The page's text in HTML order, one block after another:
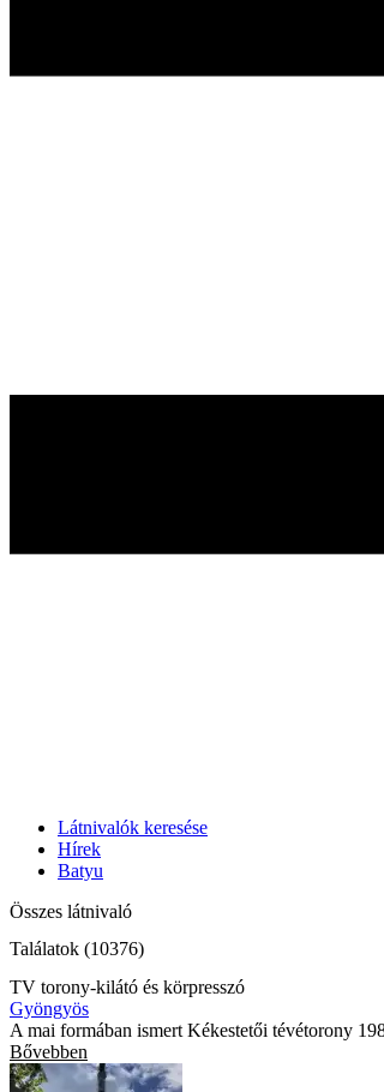
Látnivalók keresése
Hírek
Batyu
Összes látnivaló
Találatok (10376)
TV torony-kilátó és körpresszó
Gyöngyös
A mai formában ismert Kékestetői tévétorony
Bővebben